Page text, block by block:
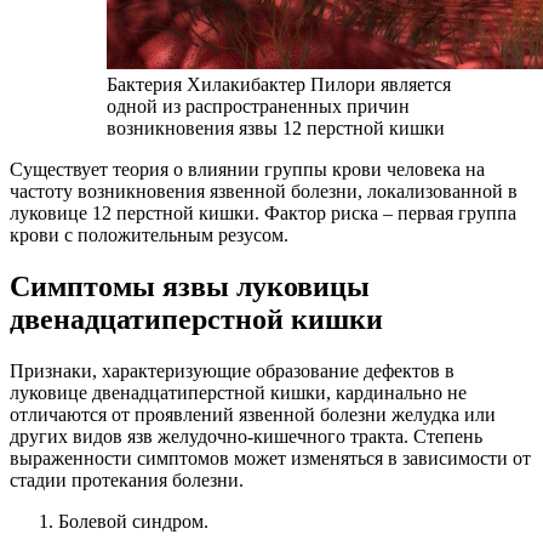
Бактерия Хилакибактер Пилори является
одной из распространенных причин
возникновения язвы 12 перстной кишки
Существует теория о влиянии группы крови человека на
частоту возникновения язвенной болезни, локализованной в
луковице 12 перстной кишки. Фактор риска – первая группа
крови с положительным резусом.
Симптомы язвы луковицы
двенадцатиперстной кишки
Признаки, характеризующие образование дефектов в
луковице двенадцатиперстной кишки, кардинально не
отличаются от проявлений язвенной болезни желудка или
других видов язв желудочно-кишечного тракта. Степень
выраженности симптомов может изменяться в зависимости от
стадии протекания болезни.
Болевой синдром.